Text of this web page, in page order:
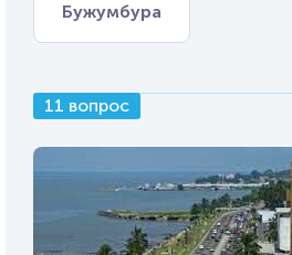
Бужумбура
11 вопрос